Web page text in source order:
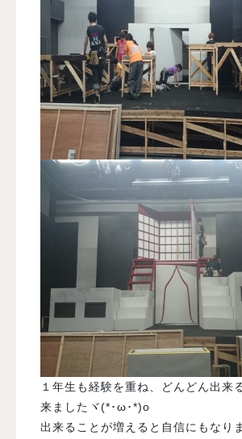
１年生も経験を重ね、どんどん出来
来ましたヾ(*･ω･*)o
出来ることが増えると自信にもなり